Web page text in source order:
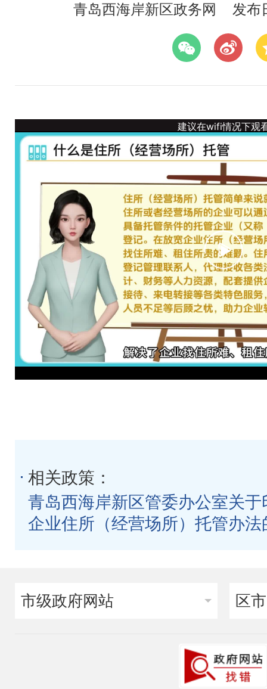
青岛西海岸新区政务网 发布
相关政策：
青岛西海岸新区管委办公室关
企业住所（经营场所）托管办法
市级政府网站 区